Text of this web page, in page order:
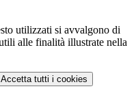
utilizzati si avvalgono di
alle finalità illustrate nella
Accetta tutti i cookies